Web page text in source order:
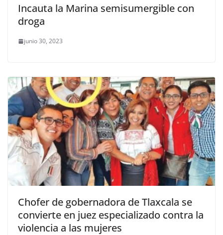
Incauta la Marina semisumergible con
droga
junio 30, 2023
Chofer de gobernadora de Tlaxcala se
convierte en juez especializado contra la
violencia a las mujeres